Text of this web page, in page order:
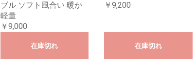
ブル ソフト風合い 暖か
軽量
￥9,000
在庫切れ
￥9,200
在庫切れ